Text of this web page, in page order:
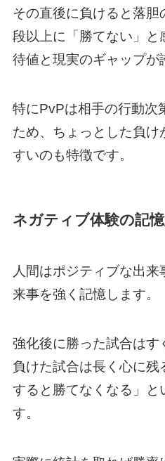
その直後に負けると落
段以上に「勝てない」と
待値と現実のギャップが
特にPvPは相手の行動次
ため、ちょっとした負け
すいのも特徴です。
ネガティブ体験の記
人間はポジティブな出
来事を強く記憶します。
強化後に勝った試合はす
負けた試合は長く心に
すると勝てなくなる」と
す。